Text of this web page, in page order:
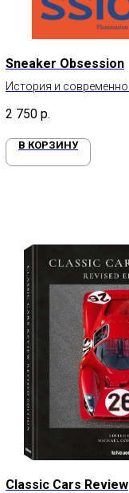
Sneaker Obsession
История и
2 750 р.
В КОРЗИНУ
Classic Cars Review